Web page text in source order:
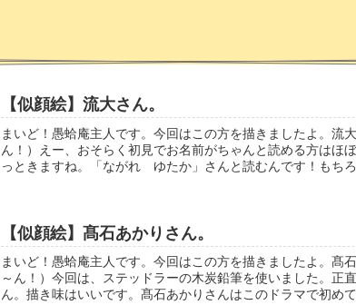
【似顔絵】流大さん。
まいど！愚蛤庵主人です。今回はこの方を描きましたよ。流
ん！）えー、おそらく初見でお名前がちゃんと読める方はほ
っときますね。「ながれ ゆたか」さんと読むんです！もちろ
【似顔絵】髙石あかりさん。
まいど！愚蛤庵主人です。今回はこの方を描きましたよ。髙
～ん！）今回は、ステッドラーの木炭鉛筆を使いました。正
ん。描き味はいいです。髙石あかりさんはこのドラマで初め